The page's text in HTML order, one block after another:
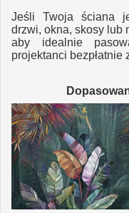
Jeśli Twoja ściana
drzwi, okna, skosy lub
aby idealnie
projektanci